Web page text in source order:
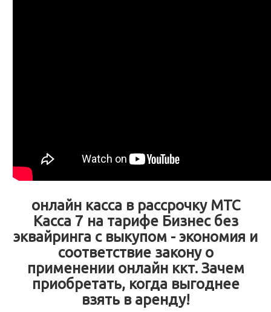
онлайн касса в рассрочку МТС
Касса 7 на тарифе Бизнес без
эквайринга с выкупом - экономия и
соответствие закону о
применении онлайн ккт. Зачем
приобретать, когда выгоднее
взять в аренду!